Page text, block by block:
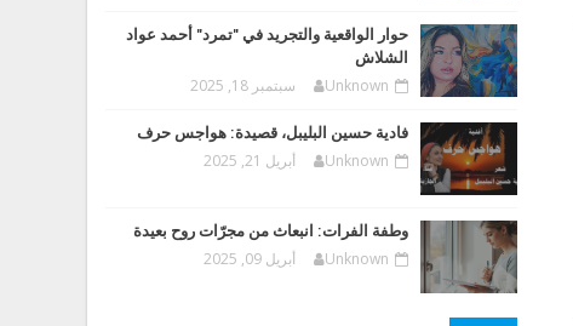
حوار الواقعية والتجريد في "تمرد" أحمد عواد
الشلاش
Unknown سبتمبر 18, 2025
فادية حسين البليبل، قصيدة: هواجس حرف
Unknown أبريل 21, 2025
وطفة الفرات: انبعاث من مجرّات روح بعيدة
Unknown أبريل 09, 2025